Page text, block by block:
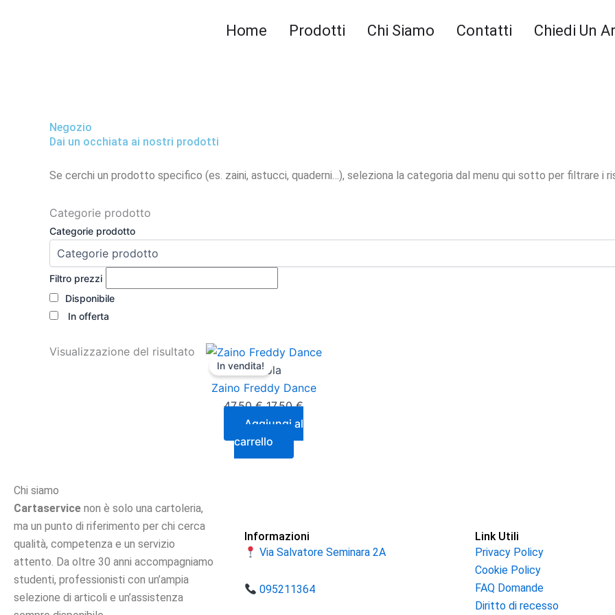
Home Prodotti Chi Siamo Contatti Chiedi Un
Negozio
Dai un occhiata ai nostri prodotti
Se cerchi un prodotto specifico (es. zaini, astucci, quaderni…), seleziona la categoria dal menu qui sotto per filtrare i
Categorie prodotto
Categorie prodotto
Filtro prezzi
Disponibile
In offerta
Visualizzazione del risultato
In vendita!Scuola
Zaino Freddy Dance
47,50€
Il
prezzo
originale
era:
47,50 €.
17,50€
Il
attuale
è:
Aggiungi al
carrello
Chi siamo
Cartaservice non è solo una cartoleria,
ma un punto di riferimento per chi cerca
qualità, competenza e un servizio
attento. Da oltre 30 anni accompagniamo
studenti, professionisti con un’ampia
selezione di articoli e un’assistenza
Informazioni
Via Salvatore Seminara 2A
095211364
Link Utili
Privacy Policy
Cookie Policy
FAQ Domande
Diritto di recesso